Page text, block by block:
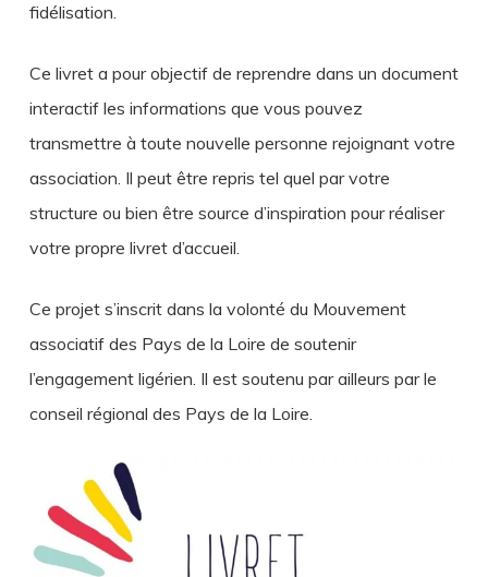
fidélisation.
Ce livret a pour objectif de reprendre dans un document
interactif les informations que vous pouvez
transmettre à toute nouvelle personne rejoignant votre
association. Il peut être repris tel quel par votre
structure ou bien être source d’inspiration pour réaliser
votre propre livret d’accueil.
Ce projet s’inscrit dans la volonté du Mouvement
associatif des Pays de la Loire de soutenir
l’engagement ligérien. Il est soutenu par ailleurs par le
conseil régional des Pays de la Loire.